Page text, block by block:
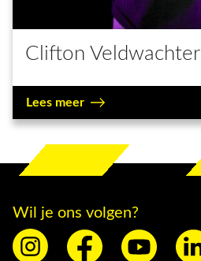
Clifton Veldwachter
Lees meer
Wil je ons volgen?